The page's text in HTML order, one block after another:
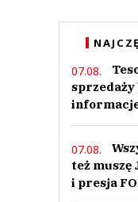
07.08.
sprzedaży
informacje
07.08.
też
i presja